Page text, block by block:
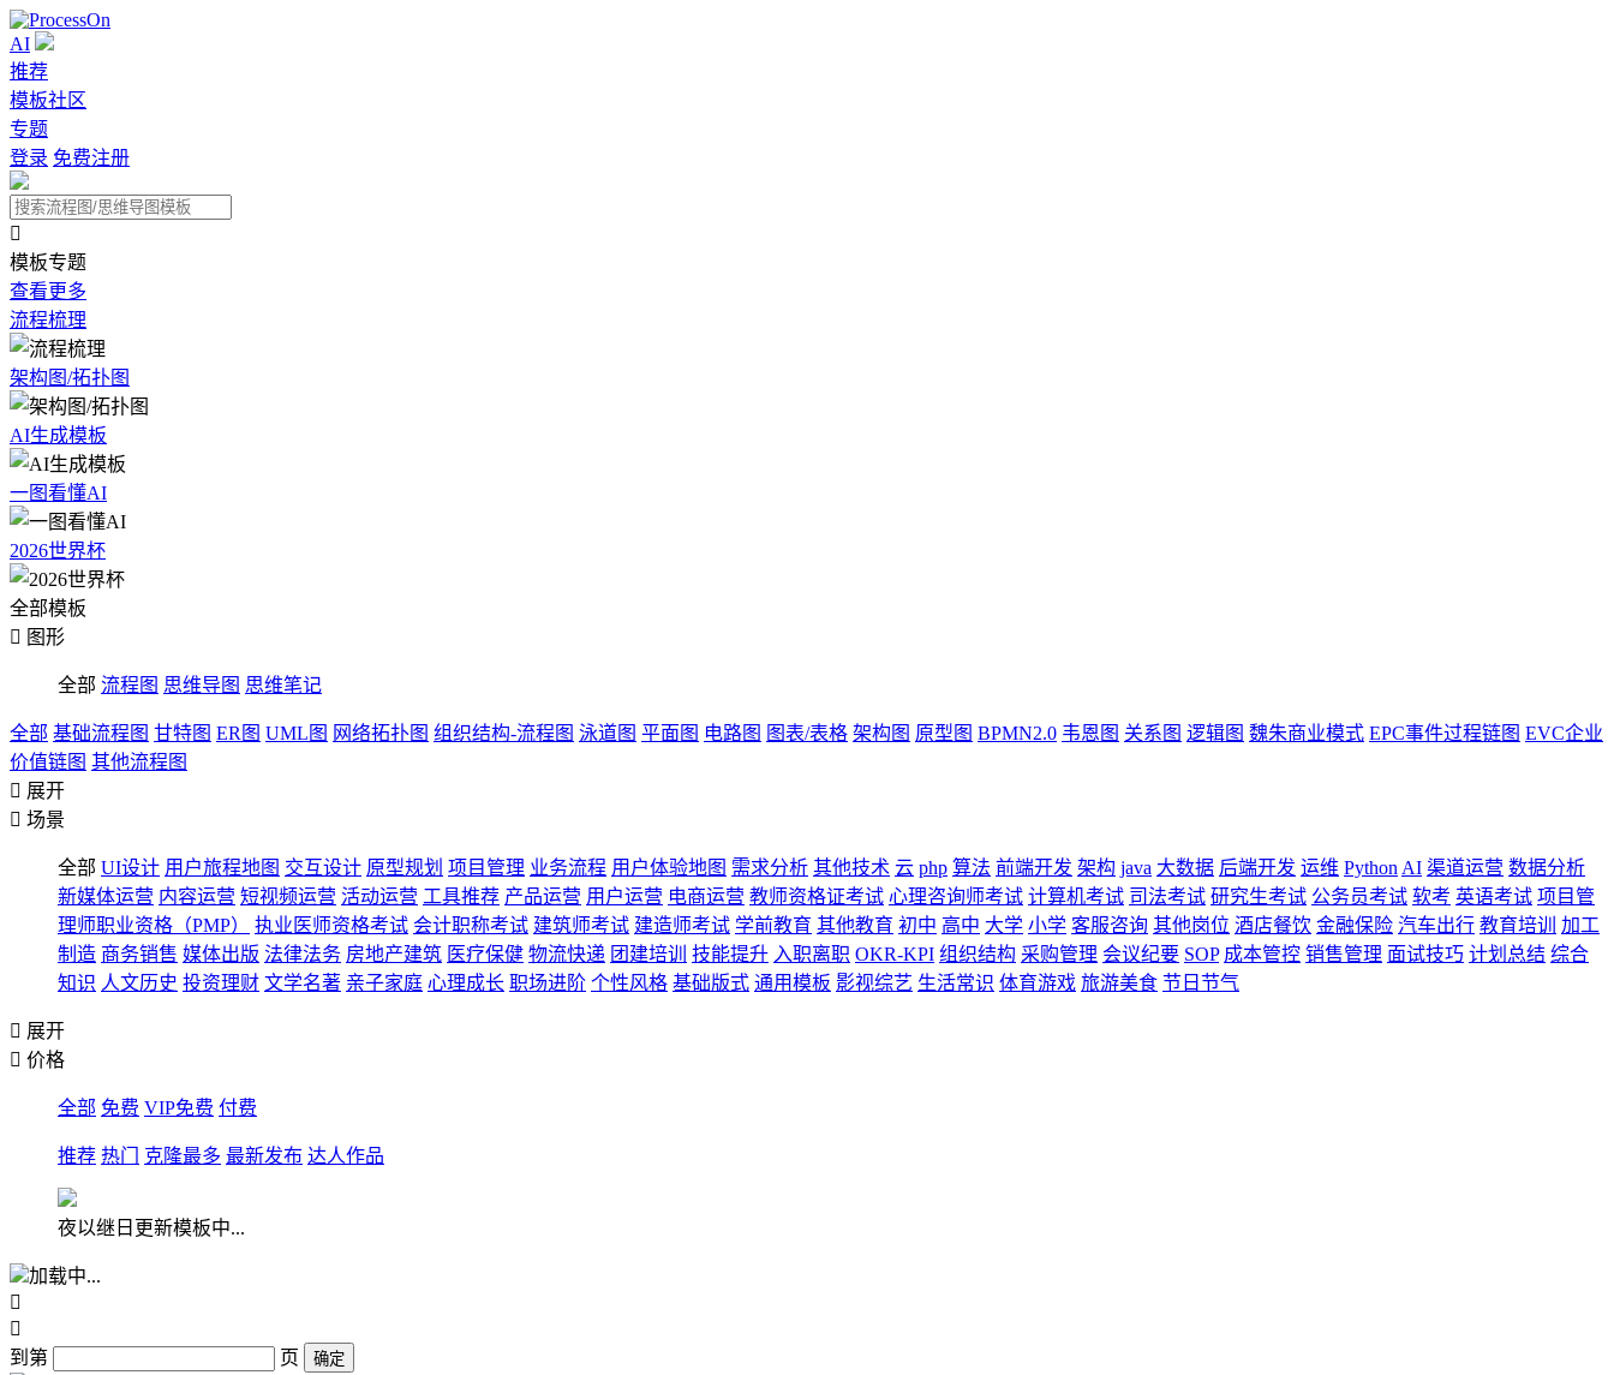
AI
推荐
模板社区
专题
登录 免费注册

模板专题
查看更多
流程梳理
架构图/拓扑图
AI生成模板
一图看懂AI
2026世界杯
全部模板
 图形
全部 流程图 思维导图 思维笔记
全部 基础流程图 甘特图 ER图 UML图 网络拓扑图 组织结构-流程图 泳道图 平面图 电路图 图表/表格 架构图 原型图 BPMN2.0 韦恩图 关系图 逻辑图 魏朱商业模式 EPC事件过程链图 EVC企业
价值链图 其他流程图
 展开
 场景
全部 UI设计 用户旅程地图 交互设计 原型规划 项目管理 业务流程 用户体验地图 需求分析 其他技术 云 php 算法 前端开发 架构 java 大数据 后端开发 运维 Python AI 渠道运营 数据分析
新媒体运营 内容运营 短视频运营 活动运营 工具推荐 产品运营 用户运营 电商运营 教师资格证考试 心理咨询师考试 计算机考试 司法考试 研究生考试 公务员考试 软考 英语考试 项目管
理师职业资格（PMP）
执业医师资格考试 会计职称考试 建筑师考试 建造师考试 学前教育 其他教育 初中 高中 大学 小学 客服咨询 其他岗位 酒店餐饮 金融保险 汽车出行 教育培训
加工
制造 商务销售 媒体出版 法律法务 房地产建筑 医疗保健 物流快递 团建培训 技能提升 入职离职 OKR-KPI 组织结构 采购管理 会议纪要 SOP 成本管控 销售管理 面试技巧 计划总结 综合
知识 人文历史 投资理财 文学名著 亲子家庭 心理成长 职场进阶 个性风格 基础版式 通用模板 影视综艺 生活常识 体育游戏 旅游美食 节日节气
 展开
 价格
全部 免费 VIP免费 付费
推荐 热门 克隆最多 最新发布 达人作品
夜以继日更新模板中...
加载中...


到第
页 确定